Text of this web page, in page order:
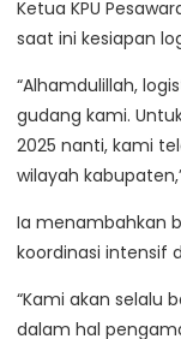
Ketua KPU
saat ini kesiapan
“Alhamdulillah,
gudang kami.
2025 nanti, kami
wilayah
Ia menambahkan
koordinasi intensif
“Kami akan selalu
dalam hal